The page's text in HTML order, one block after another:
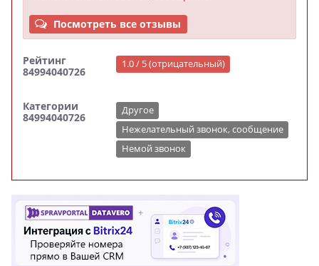
Посмотреть все отзывы
Рейтинг
84994040726
1.0 / 5 (отрицательный)
Категории
84994040726
Другое
Нежелательный звонок, сообщение
Немой звонок